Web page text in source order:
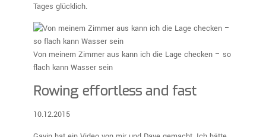
Tages glücklich.
Von meinem Zimmer aus kann ich die Lage checken – so
flach kann Wasser sein
Rowing effortless and fast
10.12.2015